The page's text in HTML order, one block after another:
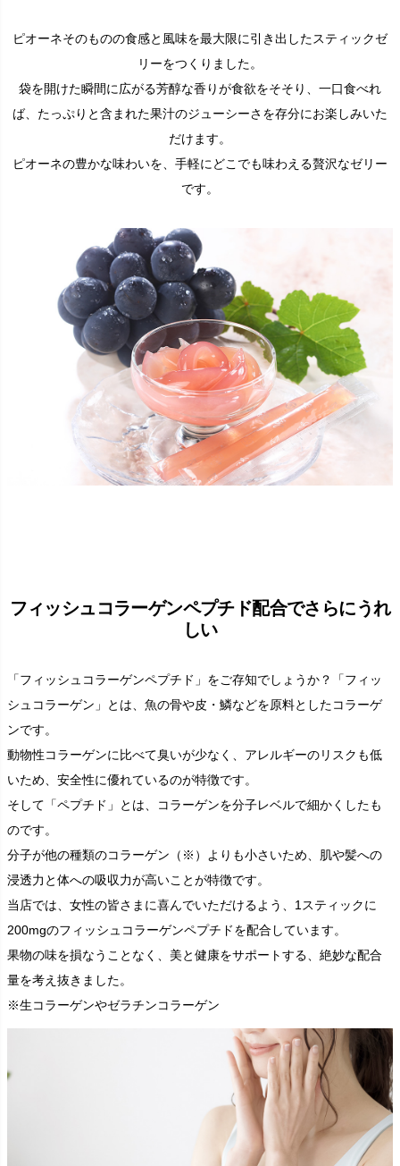
ピオーネそのものの食感と風味を最大限に引き出したスティックゼ
リーをつくりました。
袋を開けた瞬間に広がる芳醇な香りが食欲をそそり、一口食べれ
ば、たっぷりと含まれた果汁のジューシーさを存分にお楽しみいた
だけます。
ピオーネの豊かな味わいを、手軽にどこでも味わえる贅沢なゼリー
です。
フィッシュコラーゲンペプチド配合でさらにうれ
しい
「フィッシュコラーゲンペプチド」をご存知でしょうか？「フィッ
シュコラーゲン」とは、魚の骨や皮・鱗などを原料としたコラーゲ
ンです。
動物性コラーゲンに比べて臭いが少なく、アレルギーのリスクも低
いため、安全性に優れているのが特徴です。
そして「ペプチド」とは、コラーゲンを分子レベルで細かくしたも
のです。
分子が他の種類のコラーゲン（※）よりも小さいため、肌や髪への
浸透力と体への吸収力が高いことが特徴です。
当店では、女性の皆さまに喜んでいただけるよう、1スティックに
200mgのフィッシュコラーゲンペプチドを配合しています。
果物の味を損なうことなく、美と健康をサポートする、絶妙な配合
量を考え抜きました。
※生コラーゲンやゼラチンコラーゲン